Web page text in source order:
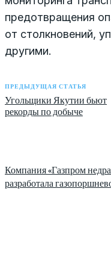
предотвращения
от столкновений,
другими.
ПРЕДЫДУЩАЯ СТАТЬЯ
Угольщики Якутии бьют
рекорды по добыче
Компания «Газпром
разработала